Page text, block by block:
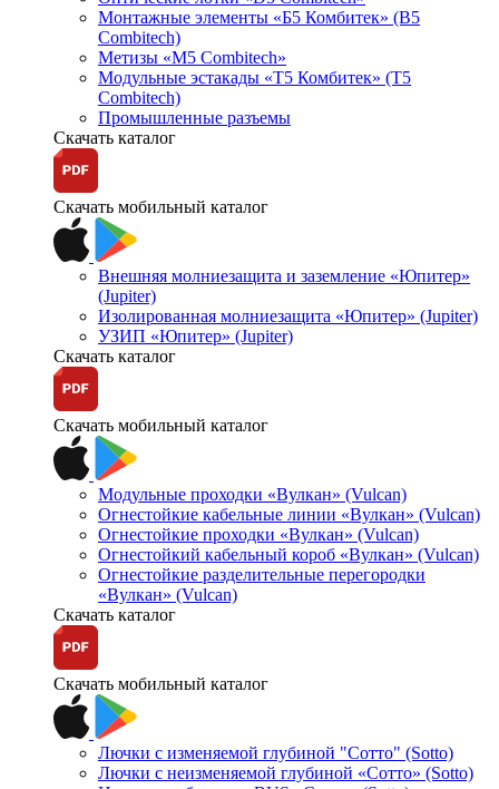
Монтажные элементы «Б5 Комбитек» (B5
Combitech)
Метизы «M5 Combitech»
Модульные эстакады «Т5 Комбитек» (T5
Combitech)
Промышленные разъемы
Скачать каталог
Скачать мобильный каталог
Внешняя молниезащита и заземление «Юпитер»
(Jupiter)
Изолированная молниезащита «Юпитер» (Jupiter)
УЗИП «Юпитер» (Jupiter)
Скачать каталог
Скачать мобильный каталог
Модульные проходки «Вулкан» (Vulcan)
Огнестойкие кабельные линии «Вулкан» (Vulcan)
Огнестойкие проходки «Вулкан» (Vulcan)
Огнестойкий кабельный короб «Вулкан» (Vulcan)
Огнестойкие разделительные перегородки
«Вулкан» (Vulcan)
Скачать каталог
Скачать мобильный каталог
Лючки с изменяемой глубиной "Сотто" (Sotto)
Лючки с неизменяемой глубиной «Сотто» (Sotto)